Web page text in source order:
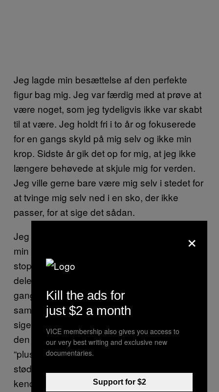
Jeg lagde min besættelse af den perfekte
figur bag mig. Jeg var færdig med at prøve at
være noget, som jeg tydeligvis ikke var skabt
til at være. Jeg holdt fri i to år og fokuserede
for en gangs skyld på mig selv og ikke min
krop. Sidste år gik det op for mig, at jeg ikke
længere behøvede at skjule mig for verden.
Jeg ville gerne bare være mig selv i stedet for
at tvinge mig selv ned i en sko, der ikke
passer, for at sige det sådan.
Jeg begyndte at dele billeder af mig selv og
min krop på Instagram, efter jeg besluttede at
stoppe med diæter. Det inspirerede mig at
dele budskabet med mine følgere, at nogle
gange er den bedste krop for dig ikke den
samme som den, det omgivende samfund
siger, du skal have. Men det betyder ikke, at
den ikke er smuk. Nu er jeg det, man kalder
“plus size model”. For mange er det en
stødende betegnelse, men i sidste ende
kender jeg min egen værdi. Jeg er stolt og
×
Kill the ads for
just $2 a month
VICE membership also gives you access to
our very best writing and exclusive new
documentaries.
Support for $2